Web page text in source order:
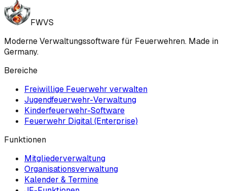
FWVS
Moderne Verwaltungssoftware für Feuerwehren. Made in
Germany.
Bereiche
Freiwillige Feuerwehr verwalten
Jugendfeuerwehr-Verwaltung
Kinderfeuerwehr-Software
Feuerwehr Digital (Enterprise)
Funktionen
Mitgliederverwaltung
Organisationsverwaltung
Kalender & Termine